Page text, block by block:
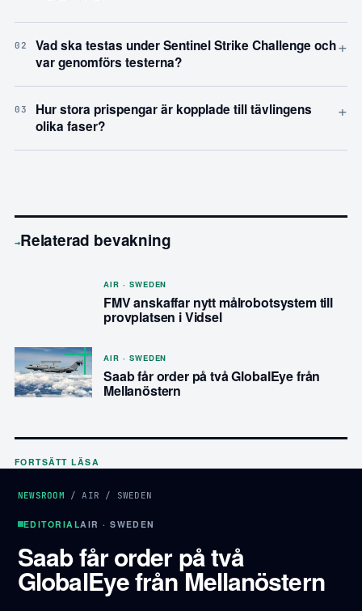
02
Vad ska testas under Sentinel Strike Challenge och
var genomförs testerna?
+
03
Hur stora prispengar är kopplade till tävlingens
olika faser?
+
→Relaterad bevakning
AIR · SWEDEN
FMV anskaffar nytt målrobotsystem till
provplatsen i Vidsel
AIR · SWEDEN
Saab får order på två GlobalEye från
Mellanöstern
FORTSÄTT LÄSA
NEWSROOM /AIR / SWEDEN
EDITORIALAIR · SWEDEN
Saab får order på två
GlobalEye från Mellanöstern